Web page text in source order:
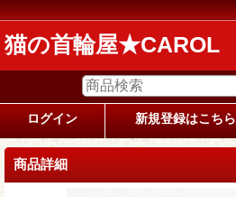
猫の首輪屋★CAROL
ログイン 新規登録はこちら
商品詳細